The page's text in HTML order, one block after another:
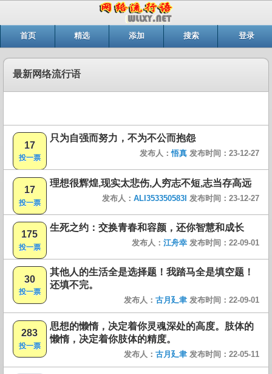
首页 精选 添加 搜索 登录
最新网络流行语
17
投一票
只为自强而努力，不为不公而抱怨
发布人：悟真 发布时间：23-12-27
17
投一票
理想很辉煌,现实太悲伤,人穷志不短,志当存高远
发布人： ALI353350583I 发布时间：23-12-27
175
投一票
生死之约：交换青春和容颜，还你智慧和成长
发布人： 江舟幸 发布时间：22-09-01
30
投一票
其他人的生活全是选择题！我踏马全是填空题！
还填不完。
发布人： 古月廴聿 发布时间：22-09-01
283
投一票
思想的懒惰，决定着你灵魂深处的高度。肢体的
懒惰，决定着你肢体的精度。
发布人： 古月廴聿 发布时间：22-05-11